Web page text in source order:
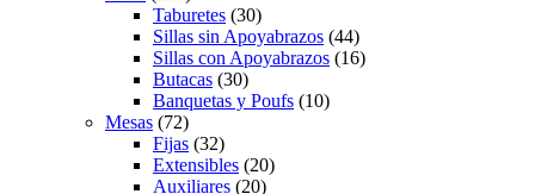
Taburetes (30)
Sillas sin Apoyabrazos (44)
Sillas con Apoyabrazos (16)
Butacas (30)
Banquetas y Poufs (10)
Mesas (72)
Fijas (32)
Extensibles (20)
Auxiliares (20)